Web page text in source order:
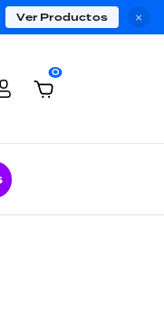
×
Ver Productos
0